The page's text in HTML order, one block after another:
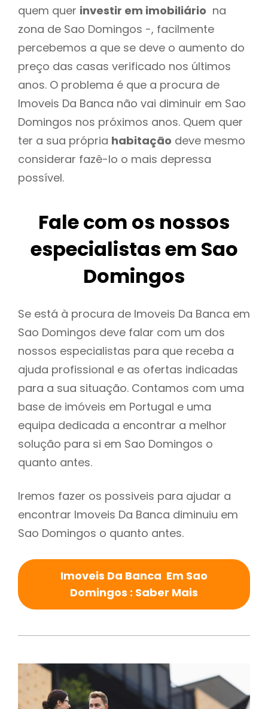
quem quer investir em imobiliário na
zona de Sao Domingos -, facilmente
percebemos a que se deve o aumento do
preço das casas verificado nos últimos
anos. O problema é que a procura de
Imoveis Da Banca não vai diminuir em Sao
Domingos nos próximos anos. Quem quer
ter a sua própria habitação deve mesmo
considerar fazê-lo o mais depressa
possível.
Fale com os nossos
especialistas em Sao
Domingos
Se está à procura de Imoveis Da Banca em
Sao Domingos deve falar com um dos
nossos especialistas para que receba a
ajuda profissional e as ofertas indicadas
para a sua situação. Contamos com uma
base de imóveis em Portugal e uma
equipa dedicada a encontrar a melhor
solução para si em Sao Domingos o
quanto antes.
Iremos fazer os possiveis para ajudar a
encontrar Imoveis Da Banca diminuiu em
Sao Domingos o quanto antes.
Imoveis Da Banca Em Sao
Domingos : Saber Mais